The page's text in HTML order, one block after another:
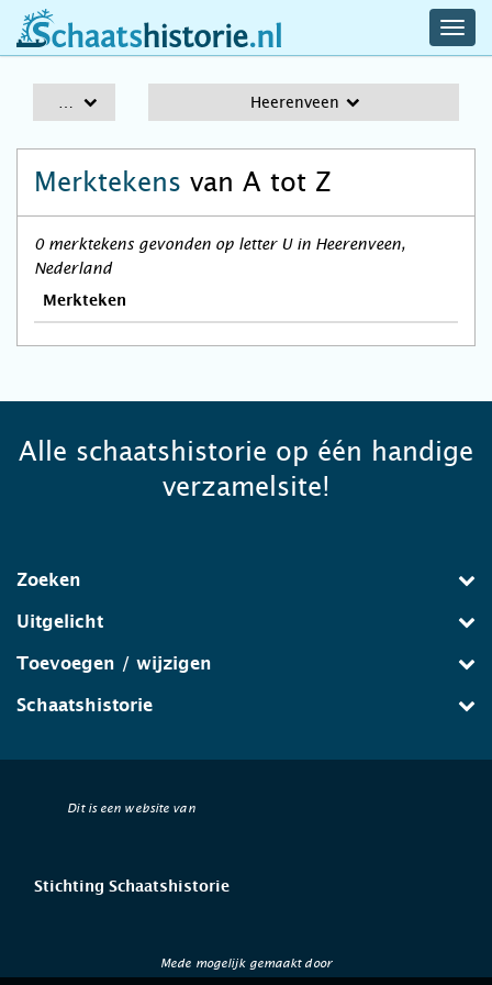
schaatshistorie.nl
Heerenveen
Merktekens van A tot Z
0 merktekens gevonden op letter U in Heerenveen,
Nederland
Merkteken
Alle schaatshistorie op één handige
verzamelsite!
Zoeken
Uitgelicht
Toevoegen / wijzigen
Schaatshistorie
Dit is een website van
Stichting Schaatshistorie
Mede mogelijk gemaakt door